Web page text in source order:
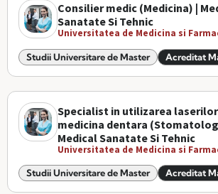
Consilier medic (Medicina) |
Sanatate Si Tehnic
Universitatea de Medicina si
Studii Universitare de Master Acreditat
Specialist in utilizarea
medicina dentara
Medical Sanatate Si Tehnic
Universitatea de Medicina si
Studii Universitare de Master Acreditat